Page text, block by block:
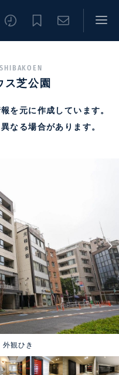
ス芝公園
を元に作成しています。
なる場合があります。
観ひき